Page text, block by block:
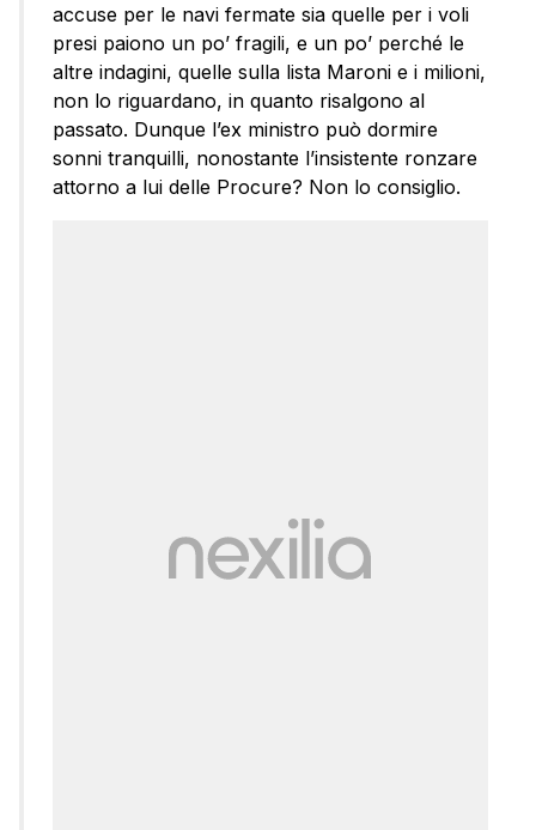
accuse per le navi fermate sia quelle per i voli
presi paiono un po’ fragili, e un po’ perché le
altre indagini, quelle sulla lista Maroni e i milioni,
non lo riguardano, in quanto risalgono al
passato. Dunque l’ex ministro può dormire
sonni tranquilli, nonostante l’insistente ronzare
attorno a lui delle Procure? Non lo consiglio.